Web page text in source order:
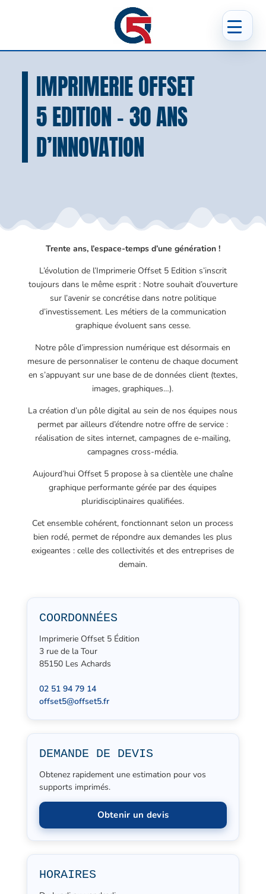
IMPRIMERIE OFFSET
5 EDITION – 30 ANS
D’INNOVATION
Trente ans, l’espace-temps d’une génération !
L’évolution de l’Imprimerie Offset 5 Edition s’inscrit
toujours dans le même esprit : Notre souhait d’ouverture
sur l’avenir se concrétise dans notre politique
d’investissement. Les métiers de la communication
graphique évoluent sans cesse.
Notre pôle d’impression numérique est désormais en
mesure de personnaliser le contenu de chaque document
en s’appuyant sur une base de de données client (textes,
images, graphiques…).
La création d’un pôle digital au sein de nos équipes nous
permet par ailleurs d’étendre notre offre de service :
réalisation de sites internet, campagnes de e-mailing,
campagnes cross-média.
Aujourd’hui Offset 5 propose à sa clientèle une chaîne
graphique performante gérée par des équipes
pluridisciplinaires qualifiées.
Cet ensemble cohérent, fonctionnant selon un process
bien rodé, permet de répondre aux demandes les plus
exigeantes : celle des collectivités et des entreprises de
demain.
COORDONNÉES
Imprimerie Offset 5 Édition
3 rue de la Tour
85150 Les Achards
02 51 94 79 14
offset5@offset5.fr
DEMANDE DE DEVIS
Obtenez rapidement une estimation pour vos
supports imprimés.
Obtenir un devis
HORAIRES